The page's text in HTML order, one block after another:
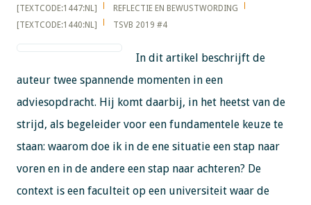
[TEXTCODE:1447:NL]
REFLECTIE EN BEWUSTWORDING
[TEXTCODE:1440:NL]
TSVB 2019 #4
In dit artikel beschrijft de
auteur twee spannende momenten in een
adviesopdracht. Hij komt daarbij, in het heetst van de
strijd, als begeleider voor een fundamentele keuze te
staan: waarom doe ik in de ene situatie een stap naar
voren en in de andere een stap naar achteren? De
context is een faculteit op een universiteit waar de